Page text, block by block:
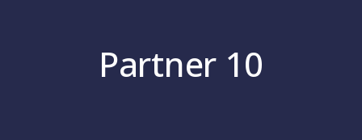
Partner 10